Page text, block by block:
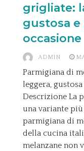
grigliate:
gustosa
occasione
ADMIN
Parmigiana di
leggera,
Descrizione La
una variante
parmigiana di
della cucina
melanzane non